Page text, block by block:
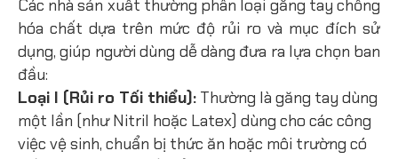
Các nhà sản xuất thường phân loại găng tay chống
hóa chất dựa trên mức độ rủi ro và mục đích sử
dụng, giúp người dùng dễ dàng đưa ra lựa chọn ban
đầu:
Loại I (Rủi ro Tối thiểu): Thường là găng tay dùng
một lần (như Nitril hoặc Latex) dùng cho các công
việc vệ sinh, chuẩn bị thức ăn hoặc môi trường có